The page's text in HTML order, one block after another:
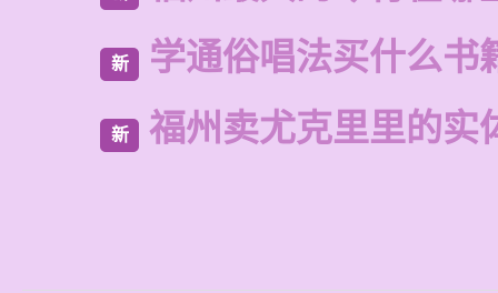
新 学通俗唱法买什么书
新 福州卖尤克里里的实